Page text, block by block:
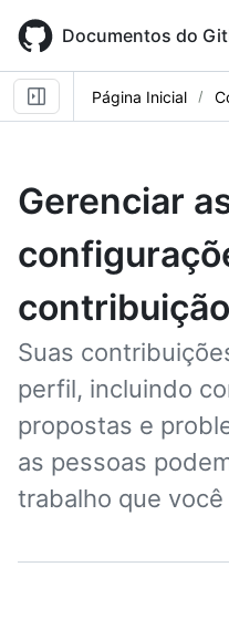
main
content
Documentos do
Página Inicial
Gerenciar
Suas
perfil, incluindo
propostas e
as pessoas
trabalho que